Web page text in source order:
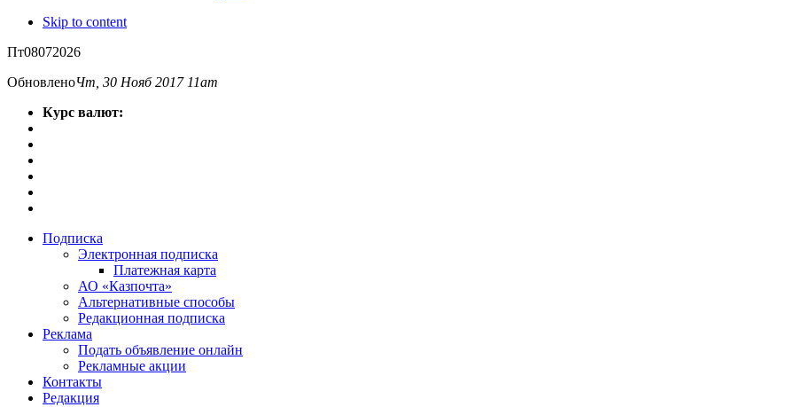
Skip to content
Пт08072026
ОбновленоЧт, 30 Нояб 2017 11am
Курс валют:
Подписка
Электронная подписка
Платежная карта
АО «Казпочта»
Альтернативные способы
Редакционная подписка
Реклама
Подать объявление онлайн
Рекламные акции
Контакты
Редакция